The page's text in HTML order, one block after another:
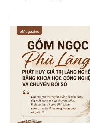
trường phối hợp với
tỉnh Lai Châu tổ
hút sự tham gia
các đơn vị thuộc
chuyên gia, nhà
trường tỉnh Lai
doanh nghiệp ở